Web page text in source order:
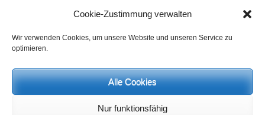
Cookie-Zustimmung verwalten
Wir verwenden Cookies, um unsere Website und unseren Service zu
optimieren.
Alle Cookies
Nur funktionsfähig
(„Meditácia – nadpozemská iskra myslenia“)